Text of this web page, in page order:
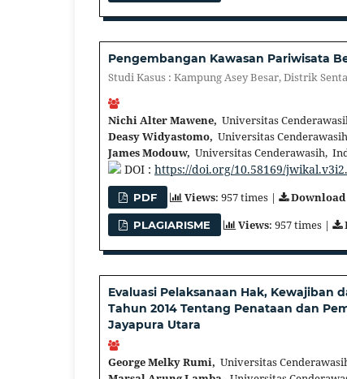
Pengembangan Kawasan Pariwisata
Studi Kasus : Kampung Asey Besar, Distrik
Nichi Alter Mawene, Universitas
Deasy Widyastomo, Universitas
James Modouw, Universitas Cenderawasih,
DOI : https://doi.org/10.58169/
PDF Views: 957 times | Download
PLAGIARISME Views: 957 times |
Evaluasi Pelaksanaan Hak, Kewajiban
Tahun 2014 Tentang Penataan dan
Jayapura Utara
George Melky Rumi, Universitas